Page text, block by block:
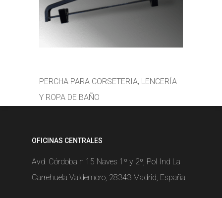
PERCHA PARA CORSETERIA, LENCERÍA
Y ROPA DE BAÑO
OFICINAS CENTRALES
Avd. Córdoba n 15 Naves 1º y 2º, Pol Ind La
Carrehuela Valdemoro, 28343 Madrid, España